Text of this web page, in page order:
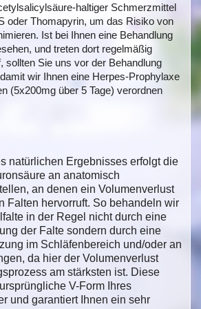
haltiger Schmerzmittel
oder Thomapyrin, um das Risiko von
Ist bei Ihnen eine Behandlung
und treten dort regelmäßig
sollten Sie uns vor der Behandlung
wir Ihnen eine Herpes-Prophylaxe
(5x200mg über 5 Tage) verordnen
natürlichen Ergebnisses erfolgt die
an anatomisch
an denen ein Volumenverlust
Falten hervorruft. So behandeln wir
in der Regel nicht durch eine
der Falte sondern durch eine
im Schläfenbereich und/oder an
da hier der Volumenverlust
am stärksten ist. Diese
V-Form Ihres
und garantiert Ihnen ein sehr